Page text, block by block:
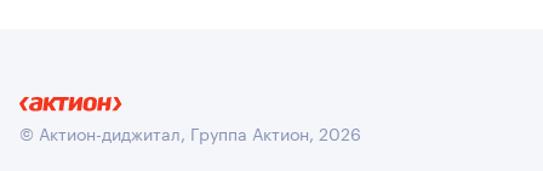
© Актион-диджитал, Группа Актион, 2026